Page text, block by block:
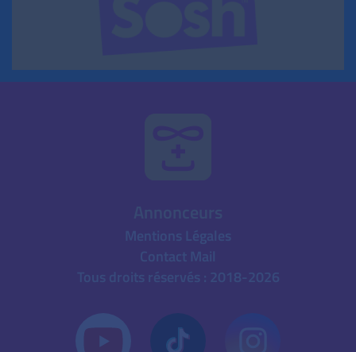
Mentions Légales
Contact Mail
Tous droits réservés : 2018-2026